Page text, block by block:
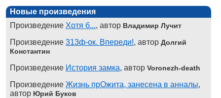
Новые произведения
Произведение Хотя б..., автор Владимир Лучит
Произведение 313ф-ок. Впереди!, автор Долгий
Константин
Произведение История замка, автор Voronezh-death
Произведение Жизнь прОжита, занесена в анналы,
автор Юрий Буков